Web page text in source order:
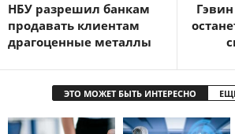
НБУ разрешил банкам
продавать клиентам
драгоценные металлы
ЭТО МОЖЕТ БЫТЬ ИНТЕРЕСНО